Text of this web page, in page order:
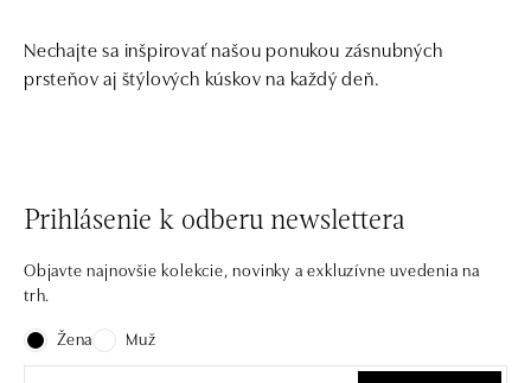
Nechajte sa inšpirovať našou ponukou zásnubných
prsteňov aj štýlových kúskov na každý deň.
Prihlásenie k odberu newslettera
Objavte najnovšie kolekcie, novinky a exkluzívne uvedenia na
trh.
Žena
Muž